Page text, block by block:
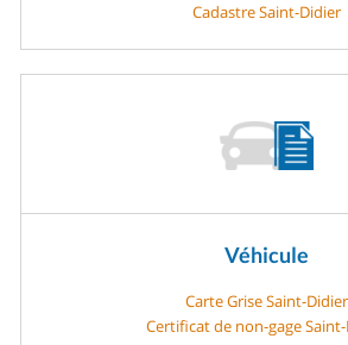
Cadastre Saint-Didier
Véhicule
Carte Grise Saint-Didier
Certificat de non-gage